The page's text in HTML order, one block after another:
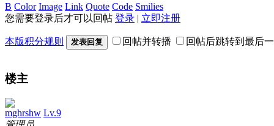
B Color Image Link Quote Code Smilies
您需要登录后才可以回帖 登录 | 立即注册
本版积分规则 发表回复 回帖并转播 回帖后跳转到最后
楼主
mghrshw Lv.9